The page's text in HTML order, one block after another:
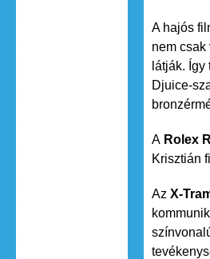
A hajós
nem
látják.
Djuice-
A Rolex
Krisztián
Az X-